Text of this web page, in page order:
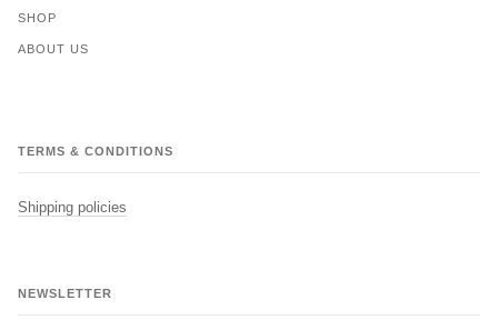
SHOP
ABOUT US
TERMS & CONDITIONS
Shipping policies
NEWSLETTER